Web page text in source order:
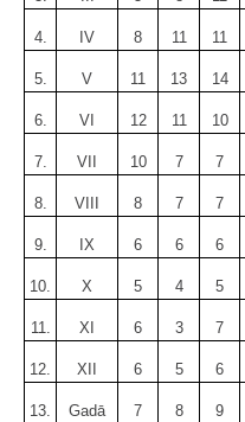
4. IV 8 11 11
5. V 11 13 14
6. VI 12 11 10
7. VII 10 7 7
8. VIII 8 7 7
9. IX 6 6 6
10. X 5 4 5
11. XI 6 3 7
12. XII 6 5 6
13. Gadā 7 8 9